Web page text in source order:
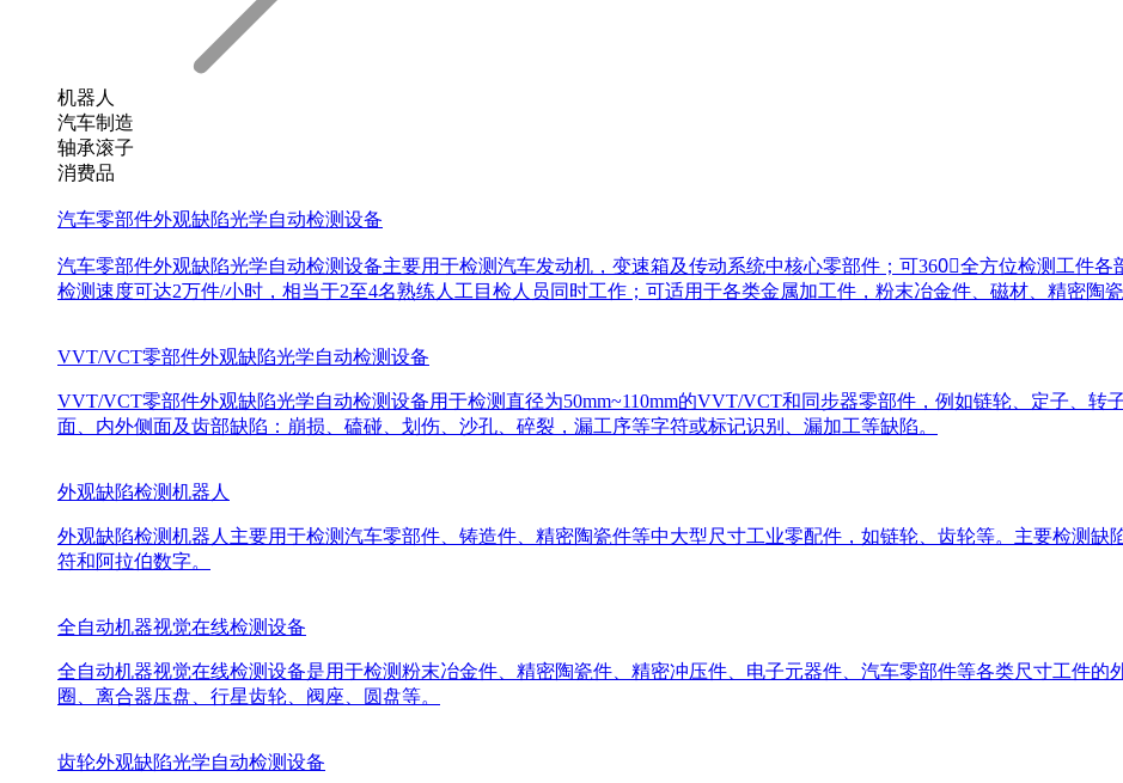
机器人
汽车制造
轴承滚子
消费品
汽车零部件外观缺陷光学自动检测设备
汽车零部件外观缺陷光学自动检测设备主要用于检测汽车发动机，变速箱及传动系统中核心零部件；可360〬全方位检测工件
检测速度可达2万件/小时，相当于2至4名熟练人工目检人员同时工作；可适用于各类金属加工件，粉末冶金件、磁材、精密陶
VVT/VCT零部件外观缺陷光学自动检测设备
VVT/VCT零部件外观缺陷光学自动检测设备用于检测直径为50mm~110mm的VVT/VCT和同步器零部件，例如链轮、定子、
面、内外侧面及齿部缺陷：崩损、磕碰、划伤、沙孔、碎裂，漏工序等字符或标记识别、漏加工等缺陷。
外观缺陷检测机器人
外观缺陷检测机器人主要用于检测汽车零部件、铸造件、精密陶瓷件等中大型尺寸工业零配件，如链轮、齿轮等。主要检测
符和阿拉伯数字。
全自动机器视觉在线检测设备
全自动机器视觉在线检测设备是用于检测粉末冶金件、精密陶瓷件、精密冲压件、电子元器件、汽车零部件等各类尺寸工件
圈、离合器压盘、行星齿轮、阀座、圆盘等。
齿轮外观缺陷光学自动检测设备